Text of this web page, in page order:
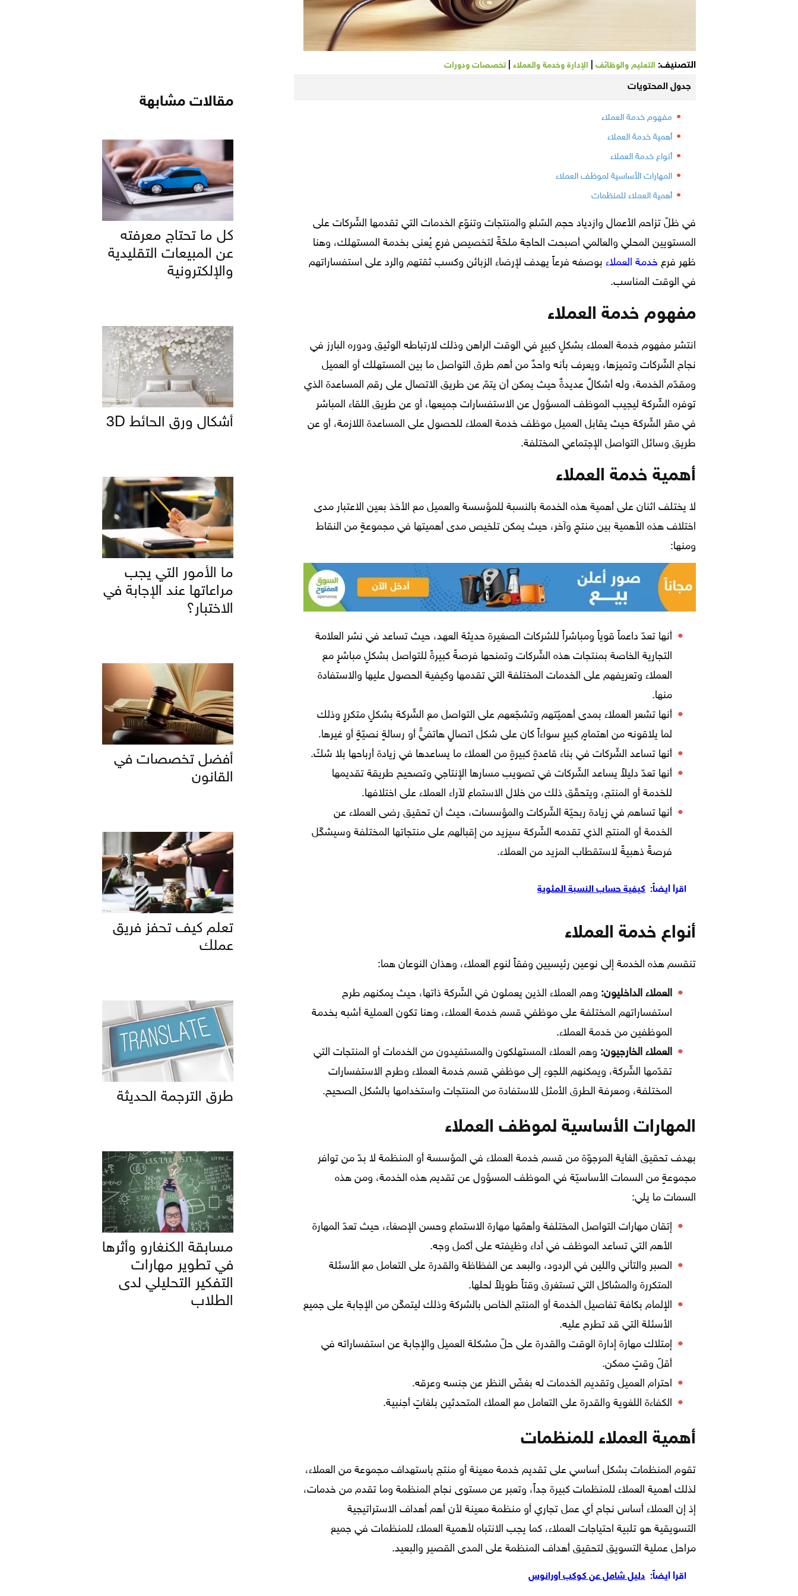
التصنيف: التعليم والوظائف الإدارة وخدمة والعملاء |تخصصات ودورات
جدول المحتويات
مفهوم خدمة العملاء
أهمية خدمة العملاء
أنواع خدمة العملاء
المهارات الأساسية لموظف العملاء
أهمية العملاء للمنظمات
في ظلّ تزاحم الأعمال وازدياد حجم السّلع والمنتجات وتنوّع الخدمات التي تقدمها الشّركات على
المستويين المحلي والعالمي أصبحت الحاجة ملحّةً لتخصيص فرعٍٍ يُعنى بخدمة المستهلك، وهنا
ظهر فرع خدمة العملاء بوصفه فرعاً يهدف لإرضاء الزبائن وكسب ثقتهم والرد على استفساراتهم
في الوقت المناسب.
مفهوم خدمة العملاء
انتشر مفهوم خدمة العملاء بشكلٍ كبيرٍ في الوقت الراهن وذلك لارتباطه الوثيق ودوره البارز في
نجاح الشّركات وتميزها، ويعرف بأنه واحدٌ من أهم طرق التواصل ما بين المستهلك أو العميل
ومقدّم الخدمة، وله أشكالٌ عديدةٌ حيث يمكن أن يتمّ عن طريق الاتصال على رقم المساعدة الذي
توفره الشّركة ليجيب الموظف المسؤول عن الاستفسارات جميعها، أو عن طريق اللقاء المباشر
في مقر الشّركة حيث يقابل العميل موظف خدمة العملاء للحصول على المساعدة اللازمة، أو عن
طريق وسائل التواصل الإجتماعي المختلفة.
أهمية خدمة العملاء
لا يختلف اثنان على أهمية هذه الخدمة بالنسبة للمؤسسة والعميل مع الأخذ بعين الاعتبار مدى
اختلاف هذه الأهمية بين منتجٍ وآخر، حيث يمكن تلخيص مدى أهميتها في مجموعةٍ من النقاط
ومنها:
أنها تعدّ داعماً قوياً ومباشراً للشركات الصغيرة حديثة العهد، حيث تساعد في نشر العلامة
التجارية الخاصة بمنتجات هذه الشّركات وتمنحها فرصةً كبيرةً للتواصل بشكلٍ مباشرٍ مع
العملاء وتعريفهم على الخدمات المختلفة التي تقدمها وكيفية الحصول عليها والاستفادة
منها.
أنها تشعر العملاء بمدى أهميّتهم وتشجّعهم على التواصل مع الشّركة بشكلٍ متكررٍ وذلك
لما يلاقونه من اهتمامٍ كبيرٍ سواءاً كان على شكل اتصالٍ هاتفيٍّ أو رسالةٍ نصيّةٍ أو غيرها.
أنها تساعد الشّركات في بناء قاعدةٍ كبيرةٍ من العملاء ما يساعدها في زيادة أرباحها بلا شكّ.
أنها تعدّ دليلاً يساعد الشّركات في تصويب مسارها الإنتاجي وتصحيح طريقة تقديمها
للخدمة أو المنتج، ويتحقّق ذلك من خلال الاستماع لآراء العملاء على اختلافها.
أنها تساهم في زيادة ربحيّة الشّركات والمؤسسات، حيث أن تحقيق رضى العملاء عن
الخدمة أو المنتج الذي تقدمه الشّركة سيزيد من إقبالهم على منتجاتها المختلفة وسيشكّل
فرصةً ذهبيةً لاستقطاب المزيد من العملاء.
اقرأ أيضاً: كيفية حساب النسبة المئوية
أنواع خدمة العملاء
تنقسم هذه الخدمة إلى نوعين رئيسيين وفقاً لنوع العملاء، وهذان النوعان هما:
العملاء الداخليون: وهم العملاء الذين يعملون في الشّركة ذاتها، حيث يمكنهم طرح
استفساراتهم المختلفة على موظفي قسم خدمة العملاء، وهنا تكون العملية أشبه بخدمة
الموظفين من خدمة العملاء.
العملاء الخارجيون: وهم العملاء المستهلكون والمستفيدون من الخدمات أو المنتجات التي
تقدّمها الشّركة، ويمكنهم اللجوء إلى موظفي قسم خدمة العملاء وطرح الاستفسارات
المختلفة، ومعرفة الطرق الأمثل للاستفادة من المنتجات واستخدامها بالشكل الصحيح.
المهارات الأساسية لموظف العملاء
بهدف تحقيق الغاية المرجوّة من قسم خدمة العملاء في المؤسسة أو المنظمة لا بدّ من توافر
مجموعةٍ من السمات الأساسيّة في الموظف المسؤول عن تقديم هذه الخدمة، ومن هذه
السمات ما يلي:
إتقان مهارات التواصل المختلفة وأهمّها مهارة الاستماع وحسن الإصغاء، حيث تعدّ المهارة
الأهم التي تساعد الموظف في أداء وظيفته على أكمل وجه.
الصبر والتأني واللين في الردود، والبعد عن الفظاظة والقدرة على التعامل مع الأسئلة
المتكررة والمشاكل التي تستغرق وقتاً طويلاً لحلها.
الإلمام بكافة تفاصيل الخدمة أو المنتج الخاص بالشركة وذلك ليتمكّن من الإجابة على جميع
الأسئلة التي قد تطرح عليه.
إمتلاك مهارة إدارة الوقت والقدرة على حلّ مشكلة العميل والإجابة عن استفساراته في
أقلّ وقتٍ ممكن.
احترام العميل وتقديم الخدمات له بغضّ النظر عن جنسه وعرقه.
الكفاءة اللغوية والقدرة على التعامل مع العملاء المتحدثين بلغاتٍ أجنبية.
أهمية العملاء للمنظمات
تقوم المنظمات بشكل أساسي على تقديم خدمة معينة أو منتج باستهداف مجموعة من العملاء،
لذلك أهمية العملاء للمنظمات كبيرة جداً، وتعبر عن مستوى نجاح المنظمة وما تقدم من خدمات،
إذ إن العملاء أساس نجاح أي عمل تجاري أو منظمة معينة لأن أهم أهداف الاستراتيجية
التسويقية هو تلبية احتياجات العملاء، كما يجب الانتباه لأهمية العملاء للمنظمات في جميع
مراحل عملية التسويق لتحقيق أهداف المنظمة على المدى القصير والبعيد.
اقرأ أيضاً: دليل شامل عن كوكب أورانوس
مقالات مشابهة
كل ما تحتاج معرفته
عن المبيعات التقليدية
والإلكترونية
أشكال ورق الحائط 3D
ما الأمور التي يجب
مراعاتها عند الإجابة في
الاختبار؟
أفضل تخصصات في
القانون
تعلم كيف تحفز فريق
عملك
طرق الترجمة الحديثة
مسابقة الكنغارو وأثرها
في تطوير مهارات
التفكير التحليلي لدى
الطلاب